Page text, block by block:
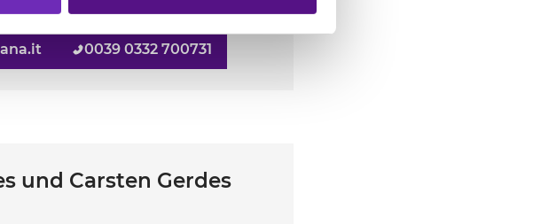
0039 0332 700731
und Carsten Gerdes